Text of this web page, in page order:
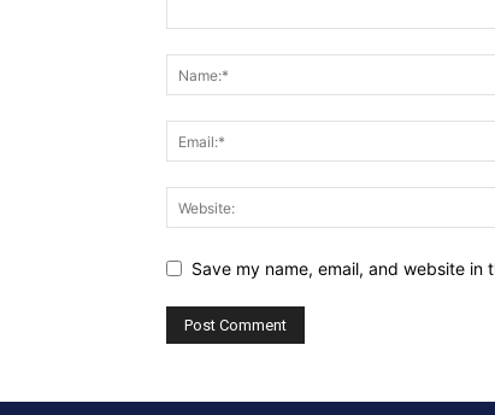
Save my name, email, and website